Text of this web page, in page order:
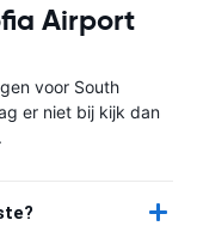
Airport
voor South
er niet bij kijk dan